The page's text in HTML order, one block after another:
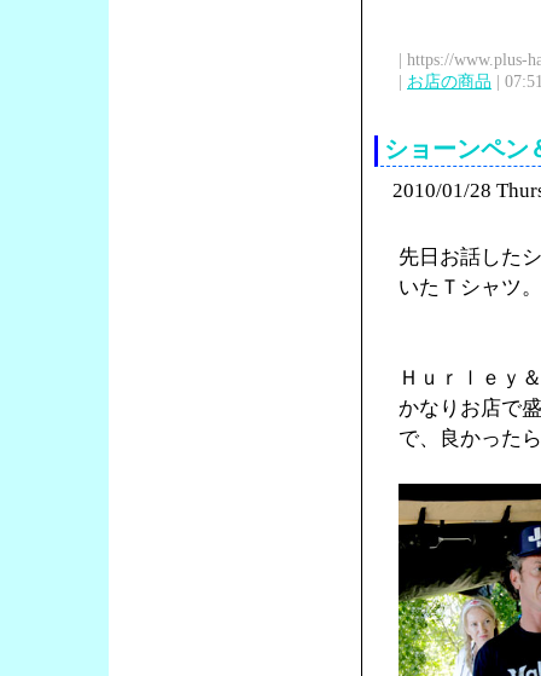
| https://www.plus-
| お店の商品 |
ショーンペン
2010/01/28
先日お話した
いたＴシャツ
Ｈｕｒｌｅｙ
かなりお店で
で、良かった